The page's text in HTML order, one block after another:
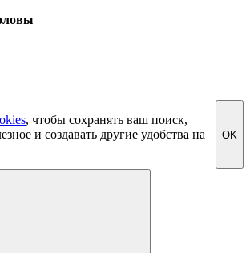
, чтобы сохранять ваш поиск,
и создавать другие удобства на
OK